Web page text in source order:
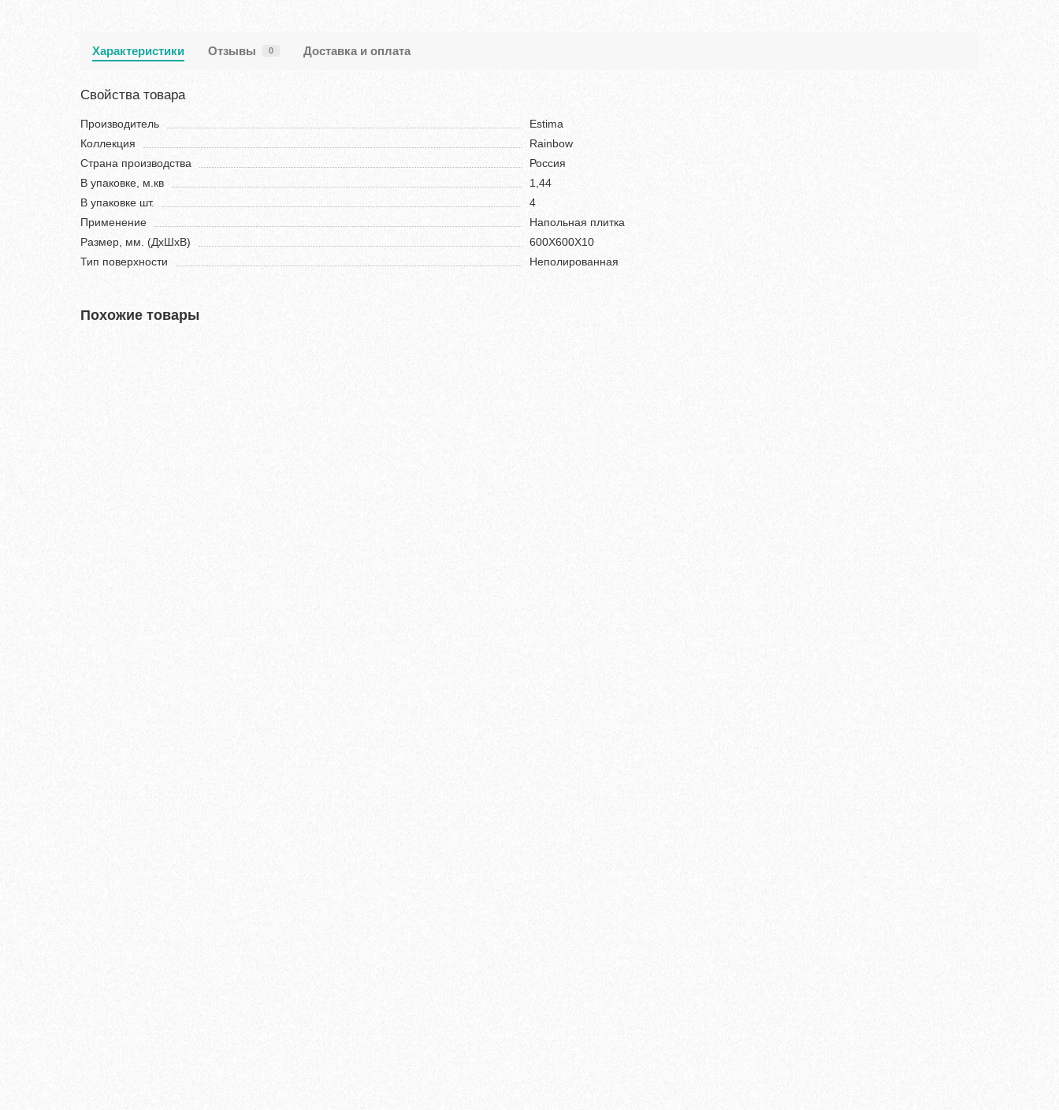
Характеристики Отзывы 0 Доставка и оплата
Свойства товара
Производитель
Estima
Коллекция
Rainbow
Страна производства
Россия
В упаковке, м.кв
1,44
В упаковке шт.
4
Применение
Напольная плитка
Размер, мм. (ДхШхВ)
600X600X10
Тип поверхности
Неполированная
Похожие товары